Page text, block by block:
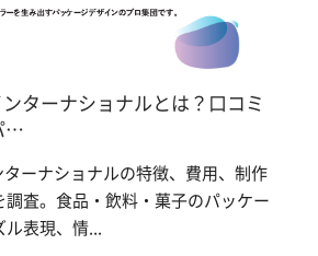
ターナショナルとは？口コミ
…
ターナショナルの特徴、費用、制作
調査。食品・飲料・菓子のパッケー
ル表現、情...